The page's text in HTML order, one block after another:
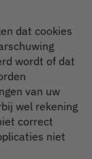
dat cookies
wordt of dat
van uw
wel rekening
correct
niet